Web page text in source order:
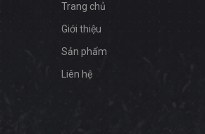
Trang chủ
Giới thiệu
Sản phẩm
Liên hệ